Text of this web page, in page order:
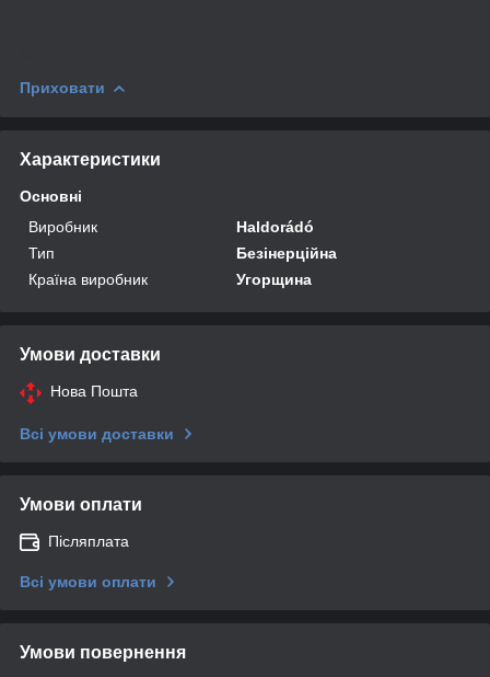
Приховати
Характеристики
Основні
Виробник
Haldorádó
Тип
Безінерційна
Країна виробник
Угорщина
Умови доставки
Нова Пошта
Всі умови доставки
Умови оплати
Післяплата
Всі умови оплати
Умови повернення